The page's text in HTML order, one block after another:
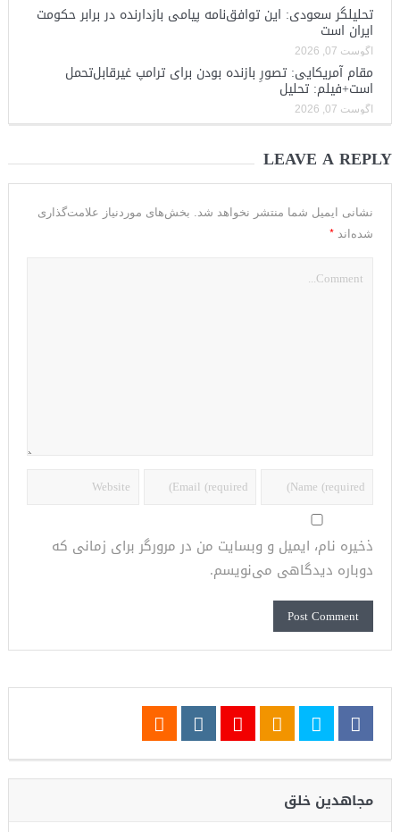
تحلیلگر سعودی: این توافق‌نامه پیامی بازدارنده در برابر حکومت
ایران است
آگوست 07, 2026
مقام آمریکایی: تصورِ بازنده بودن برای ترامپ غیرقابل‌تحمل
است+فیلم: تحلیل
آگوست 07, 2026
LEAVE A REPLY
نشانی ایمیل شما منتشر نخواهد شد.
بخش‌های موردنیاز علامت‌گذاری
شده‌اند *
ذخیره نام، ایمیل و وبسایت من در مرورگر برای زمانی که
دوباره دیدگاهی می‌نویسم.
مجاهدین خلق